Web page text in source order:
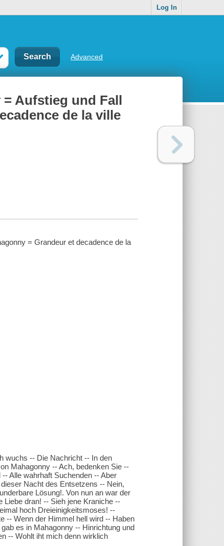
Log In
Advanced
Aufstieg und Fall
de la ville
= Grandeur et decadence de la
wuchs -- Die Nachricht -- In den
Mahagonny -- Ach, bedenken Sie --
Alle wahrhaft Suchenden -- Aber
Nacht des Entsetzens -- Nein,
Lösung!. Von nun an war der
dran! -- Sieh jene Kraniche --
hoch Dreieinigkeitsmoses! --
-- Wenn der Himmel hell wird -- Haben
es in Mahagonny -- Hinrichtung und
-- Wohlt iht mich denn wirklich